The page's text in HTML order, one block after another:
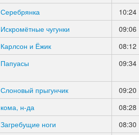
Серебрянка
10:24
Искромётные чугунки
09:06
Карлсон и Ёжик
08:12
Папуасы 09:34
Слоновый прыгунчик
09:20
кома, н-да
08:28
Загребущие ноги
08:30